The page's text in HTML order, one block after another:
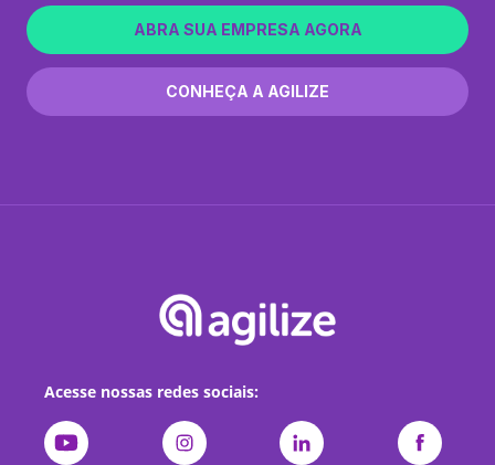
ABRA SUA EMPRESA AGORA
CONHEÇA A AGILIZE
Acesse nossas redes sociais: